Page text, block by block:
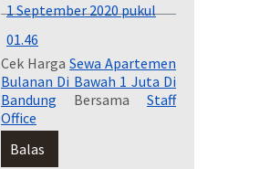
1 September 2020 pukul
01.46
Cek Harga Sewa Apartemen
Bulanan Di Bawah 1 Juta Di
Bandung Bersama Staff
Office
Balas